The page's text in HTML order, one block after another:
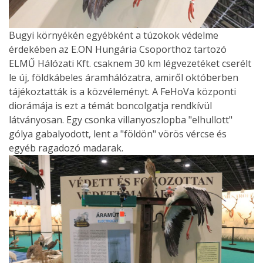
Bugyi környékén egyébként a túzokok védelme
érdekében az E.ON Hungária Csoporthoz tartozó
ELMŰ Hálózati Kft. csaknem 30 km légvezetéket cserélt
le új, földkábeles áramhálózatra, amiről októberben
tájékoztatták is a közvéleményt. A FeHoVa központi
diorámája is ezt a témát boncolgatja rendkívül
látványosan. Egy csonka villanyoszlopba "elhullott"
gólya gabalyodott, lent a "földön" vörös vércse és
egyéb ragadozó madarak.